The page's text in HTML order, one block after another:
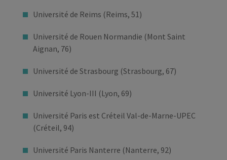
Université de Reims (Reims, 51)
Université de Rouen Normandie (Mont Saint
Aignan, 76)
Université de Strasbourg (Strasbourg, 67)
Université Lyon-III (Lyon, 69)
Université Paris est Créteil Val-de-Marne-UPEC
(Créteil, 94)
Université Paris Nanterre (Nanterre, 92)